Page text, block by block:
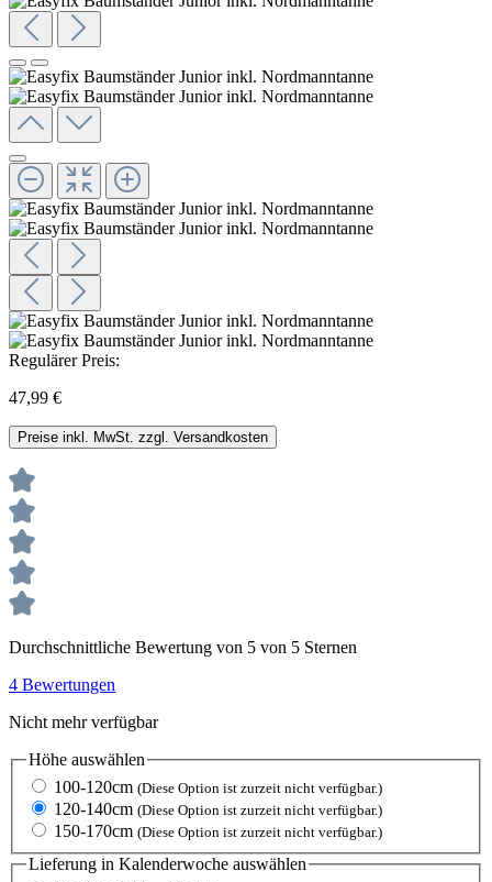
Regulärer Preis:
47,99 €
Preise inkl. MwSt. zzgl. Versandkosten
Durchschnittliche Bewertung von 5 von 5 Sternen
4 Bewertungen
Nicht mehr verfügbar
Höhe auswählen
100-120cm (Diese Option ist zurzeit nicht verfügbar.)
120-140cm (Diese Option ist zurzeit nicht verfügbar.)
150-170cm (Diese Option ist zurzeit nicht verfügbar.)
Lieferung in Kalenderwoche auswählen